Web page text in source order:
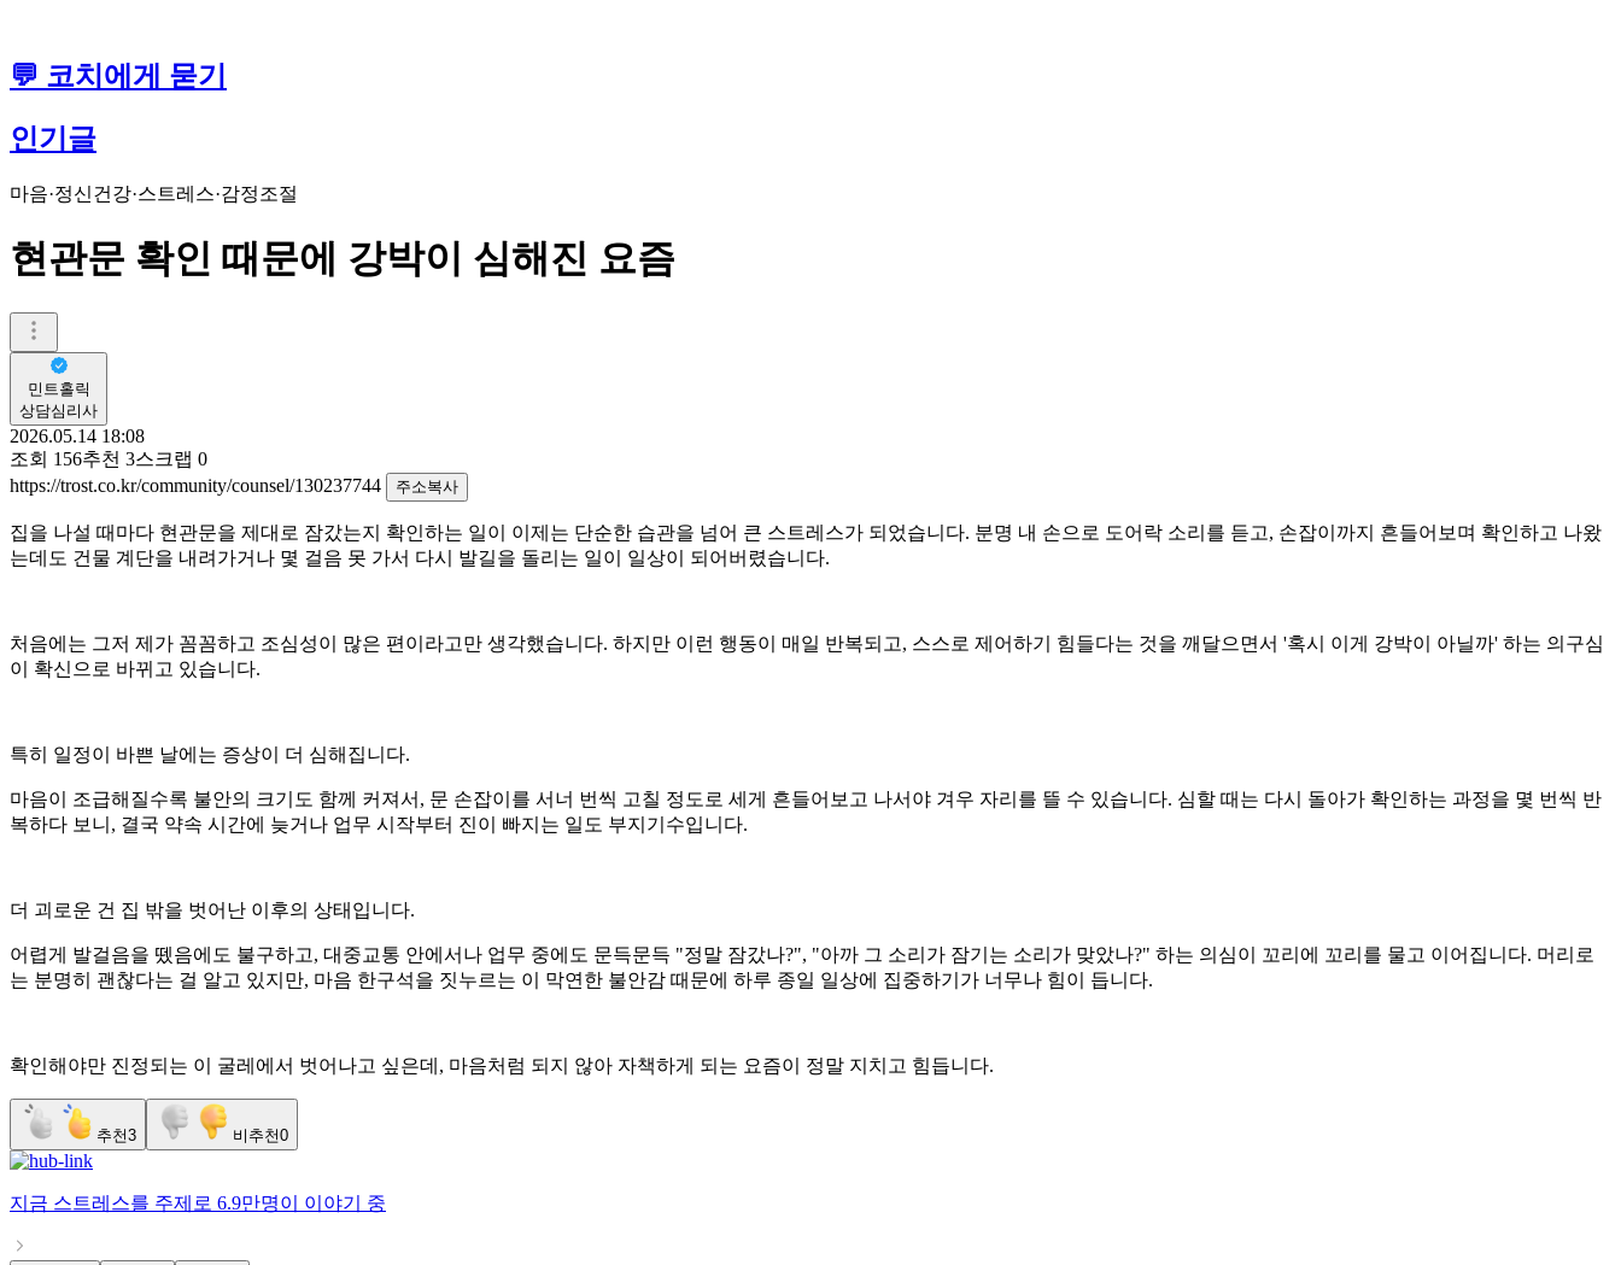
💬 코치에게 묻기
인기글
마음·정신건강·스트레스·감정조절
현관문 확인 때문에 강박이 심해진 요즘
민트홀릭
상담심리사
2026.05.14 18:08
조회 156추천 3스크랩 0
https://trost.co.kr/community/counsel/130237744
주소복사
집을 나설 때마다 현관문을 제대로 잠갔는지 확인하는 일이 이제는 단순한 습관을 넘어 큰 스트레스가 되었습니다. 분명 내 손으로 도어락 소리를 듣고, 손잡이까지 흔들어보며 확인하고 나왔
는데도 건물 계단을 내려가거나 몇 걸음 못 가서 다시 발길을 돌리는 일이 일상이 되어버렸습니다.
​처음에는 그저 제가 꼼꼼하고 조심성이 많은 편이라고만 생각했습니다. 하지만 이런 행동이 매일 반복되고, 스스로 제어하기 힘들다는 것을 깨달으면서 '혹시 이게 강박이 아닐까' 하는 의구심
이 확신으로 바뀌고 있습니다.
​특히 일정이 바쁜 날에는 증상이 더 심해집니다.
마음이 조급해질수록 불안의 크기도 함께 커져서, 문 손잡이를 서너 번씩 고칠 정도로 세게 흔들어보고 나서야 겨우 자리를 뜰 수 있습니다. 심할 때는 다시 돌아가 확인하는 과정을 몇 번씩 반
복하다 보니, 결국 약속 시간에 늦거나 업무 시작부터 진이 빠지는 일도 부지기수입니다.
​더 괴로운 건 집 밖을 벗어난 이후의 상태입니다.
어렵게 발걸음을 뗐음에도 불구하고, 대중교통 안에서나 업무 중에도 문득문득 "정말 잠갔나?", "아까 그 소리가 잠기는 소리가 맞았나?" 하는 의심이 꼬리에 꼬리를 물고 이어집니다. 머리로
는 분명히 괜찮다는 걸 알고 있지만, 마음 한구석을 짓누르는 이 막연한 불안감 때문에 하루 종일 일상에 집중하기가 너무나 힘이 듭니다.
​확인해야만 진정되는 이 굴레에서 벗어나고 싶은데, 마음처럼 되지 않아 자책하게 되는 요즘이 정말 지치고 힘듭니다.
추천3 비추천0
지금 스트레스를 주제로 6.9만명이 이야기 중